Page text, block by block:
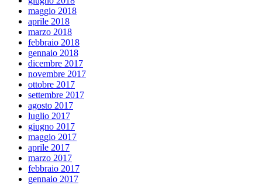
maggio 2018
aprile 2018
marzo 2018
febbraio 2018
gennaio 2018
dicembre 2017
novembre 2017
ottobre 2017
settembre 2017
agosto 2017
luglio 2017
giugno 2017
maggio 2017
aprile 2017
marzo 2017
febbraio 2017
gennaio 2017